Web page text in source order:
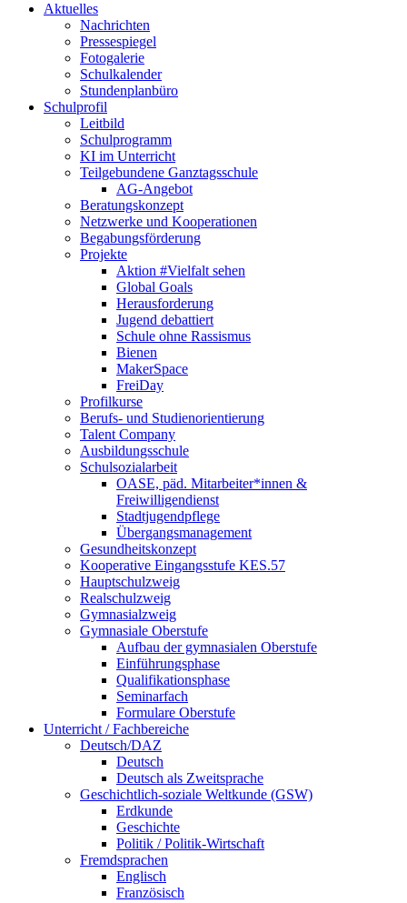
Aktuelles
Nachrichten
Pressespiegel
Fotogalerie
Schulkalender
Stundenplanbüro
Schulprofil
Leitbild
Schulprogramm
KI im Unterricht
Teilgebundene Ganztagsschule
AG-Angebot
Beratungskonzept
Netzwerke und Kooperationen
Begabungsförderung
Projekte
Aktion #Vielfalt sehen
Global Goals
Herausforderung
Jugend debattiert
Schule ohne Rassismus
Bienen
MakerSpace
FreiDay
Profilkurse
Berufs- und Studienorientierung
Talent Company
Ausbildungsschule
Schulsozialarbeit
OASE, päd. Mitarbeiter*innen &
Freiwilligendienst
Stadtjugendpflege
Übergangsmanagement
Gesundheitskonzept
Kooperative Eingangsstufe KES.57
Hauptschulzweig
Realschulzweig
Gymnasialzweig
Gymnasiale Oberstufe
Aufbau der gymnasialen Oberstufe
Einführungsphase
Qualifikationsphase
Seminarfach
Formulare Oberstufe
Unterricht / Fachbereiche
Deutsch/DAZ
Deutsch
Deutsch als Zweitsprache
Geschichtlich-soziale Weltkunde (GSW)
Erdkunde
Geschichte
Politik / Politik-Wirtschaft
Fremdsprachen
Englisch
Französisch